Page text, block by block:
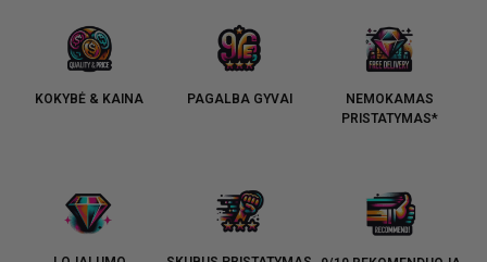
KOKYBĖ & KAINA PAGALBA GYVAI
NEMOKAMAS
PRISTATYMAS*